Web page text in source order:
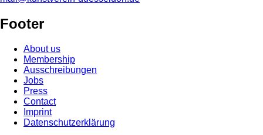
Footer
About us
Membership
Ausschreibungen
Jobs
Press
Contact
Imprint
Datenschutzerklärung